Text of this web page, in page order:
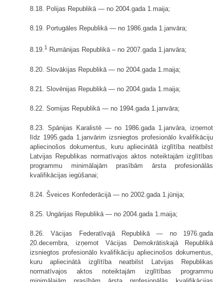
8.18. Polijas Republikā — no 2004.gada 1.maija;
8.19. Portugāles Republikā — no 1986.gada 1.janvāra;
8.19.1 Rumānijas Republikā – no 2007.gada 1.janvāra;
8.20. Slovākijas Republikā — no 2004.gada 1.maija;
8.21. Slovēnijas Republikā — no 2004.gada 1.maija;
8.22. Somijas Republikā — no 1994.gada 1.janvāra;
8.23. Spānijas Karalistē — no 1986.gada 1.janvāra, izņemot
līdz 1995.gada 1.janvārim izsniegtos profesionālo kvalifikāciju
apliecinošos doku­mentus, kuru apliecinātā izglītība neatbilst
Latvijas Republikas normatīvajos aktos noteiktajām izglītības
programmu minimālajām prasībām ārsta profesionālās
kvalifikācijas iegūšanai;
8.24. Šveices Konfederācijā — no 2002.gada 1.jūnija;
8.25. Ungārijas Republikā — no 2004.gada 1.maija;
8.26. Vācijas Federatīvajā Republikā — no 1976.gada
20.decembra, izņemot Vācijas Demokrātiskajā Republikā
izsniegtos profesionālo kvalifikāciju apliecinošos dokumentus,
kuru apliecinātā izglītība neatbilst Latvijas Republikas
normatīvajos aktos noteiktajām izglītības programmu
minimālajām prasībām ārsta profesionā­lās kvalifikācijas